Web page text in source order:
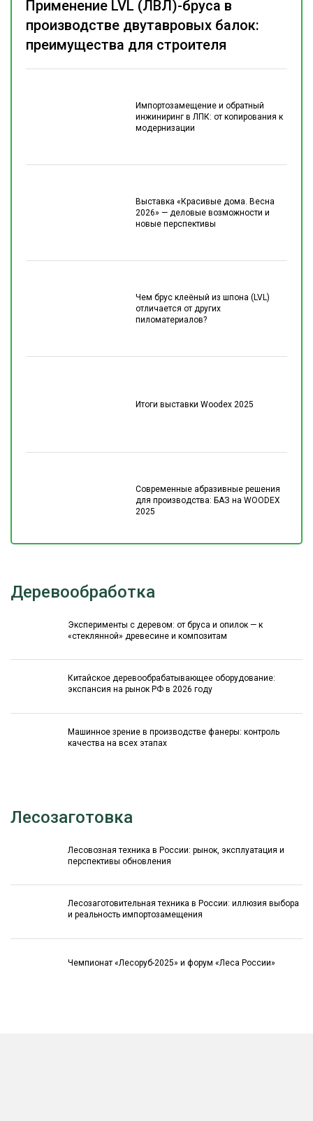
Импортозамещение и обратный
инжиниринг в ЛПК: от копирования к
модернизации
Выставка «Красивые дома. Весна
2026» — деловые возможности и
новые перспективы
Чем брус клеёный из шпона (LVL)
отличается от других
пиломатериалов?
Итоги выставки Woodex 2025
Современные абразивные решения
для производства: БАЗ на WOODEX
2025
Применение LVL (ЛВЛ)-бруса в
производстве двутавровых балок:
преимущества для строителя
Деревообработка
Эксперименты с деревом: от бруса и опилок — к
«стеклянной» древесине и композитам
Китайское деревообрабатывающее оборудование:
экспансия на рынок РФ в 2026 году
Машинное зрение в производстве фанеры: контроль
качества на всех этапах
Лесозаготовка
Лесовозная техника в России: рынок, эксплуатация и
перспективы обновления
Лесозаготовительная техника в России: иллюзия выбора
и реальность импортозамещения
Чемпионат «Лесоруб-2025» и форум «Леса России»